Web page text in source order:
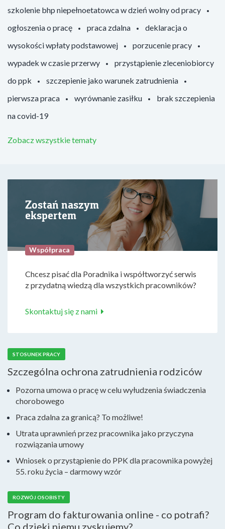
szkolenie bhp niepełnoetatowca w dzień wolny od pracy
ogłoszenia o pracę
praca zdalna
deklaracja o
wysokości wpłaty podstawowej
porzucenie pracy
wypadek w czasie przerwy
przystąpienie zleceniobiorcy
do ppk
szczepienie jako warunek zatrudnienia
pierwsza praca
wyrównanie zasiłku
brak szczepienia
na covid-19
Zobacz wszystkie tematy
Zostań naszym
ekspertem
Współpraca
Chcesz pisać dla Poradnika i współtworzyć serwis
z przydatną wiedzą dla wszystkich pracowników?
Skontaktuj się z nami
STOSUNEK PRACY
Szczególna ochrona zatrudnienia rodziców
Pozorna umowa o pracę w celu wyłudzenia świadczenia
chorobowego
Praca zdalna za granicą? To możliwe!
Utrata uprawnień przez pracownika jako przyczyna
rozwiązania umowy
Wniosek o przystąpienie do PPK dla pracownika powyżej
55. roku życia – darmowy wzór
ROZWÓJ OSOBISTY
Program do fakturowania online - co potrafi?
Co dzięki niemu zyskujemy?